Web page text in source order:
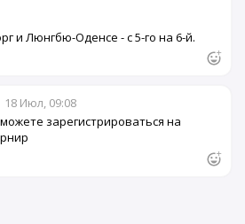
и Люнгбю-Оденсе - с 5-го на 6-й.
18 Июл, 09:08
зарегистрироваться на